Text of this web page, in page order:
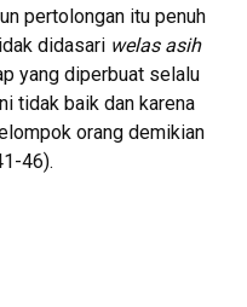
pertolongan itu penuh
didasari welas asih
yang diperbuat selalu
tidak baik dan karena
orang demikian
46).